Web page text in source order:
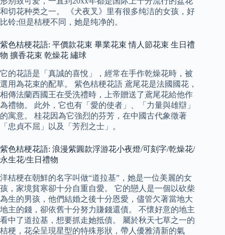
和切花种类之一。 《犬夜叉》里有很多纯洁的女孩，好
比铃;但是桔梗不同，她是纯净的。
紫色桔梗花語: 平價款花束 畢業花束 情人節花束 生日禮
物 擴香花束 乾燥花 繡球
它的花語是「真誠的喜悅」，經常在手作乾燥花時，被
選用為花束的配草。 紫色桔梗花語 鳶尾花是法國國花，
相傳法蘭西國王在受洗禮時，上帝贈送了鳶尾花給他作
為禮物。 此外，它也有「愛的使者」、「力量與雄辯」
的寓意。 桂花因為它強烈的芬芳，在中國古代象徵著
「忠貞不屈」以及「芳烈之士」。
紫色桔梗花語: 浪漫紫圓款浮游花小夜燈/可刻字/乾燥花/
永生花/生日禮物
洋桔梗在朝鮮的名字叫做“道拉基”，她是一位美麗的女
孩，家境貧寒卻十分自重自愛。 它的戀人是一個以砍柴
為生的男孩，他們結婚之後十分恩愛，儘管欠著當地大
地主的錢，卻依舊十分努力賺錢還債。 不懷好意的地主
看中了道拉基，想要抓走她抵債。 屬於秋天七草之一的
桔梗，花朵呈現星型的特殊形狀，帶人優雅清新的氣